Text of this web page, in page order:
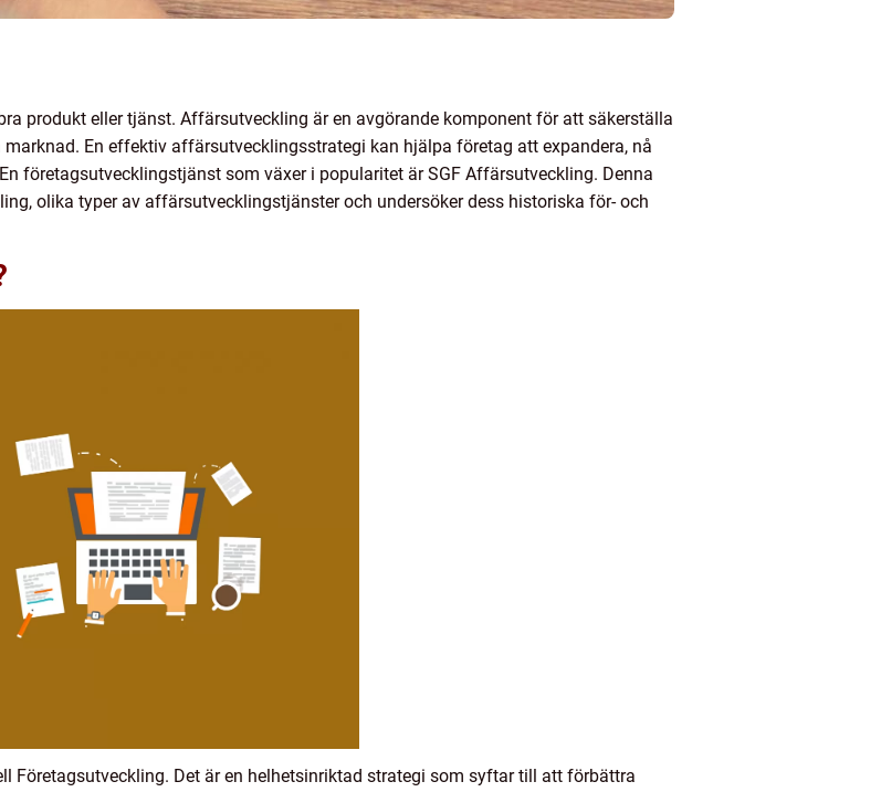
produkt eller tjänst. Affärsutveckling är en avgörande komponent för att säkerställa
En effektiv affärsutvecklingsstrategi kan hjälpa företag att expandera, nå
företagsutvecklingstjänst som växer i popularitet är SGF Affärsutveckling. Denna
olika typer av affärsutvecklingstjänster och undersöker dess historiska för- och
Företagsutveckling. Det är en helhetsinriktad strategi som syftar till att förbättra